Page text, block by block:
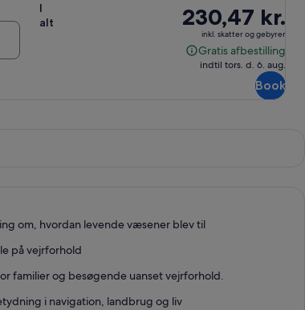
I
alt
Prisen
er
230,47 kr.
230,47 kr.
inkl. skatter og gebyrer
Gratis afbestilling
Gratis
indtil tors. d. 6. aug.
Book
om, hvordan levende væsener blev til
på vejrforhold
familier og besøgende uanset vejrforhold.
i navigation, landbrug og liv